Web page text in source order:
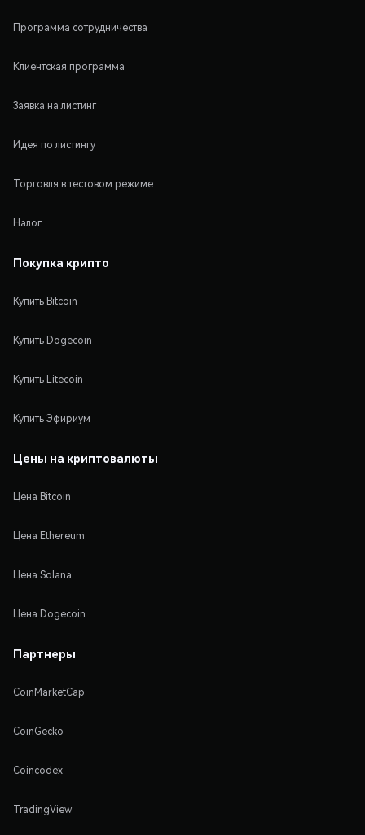
Программа сотрудничества
Клиентская программа
Заявка на листинг
Идея по листингу
Торговля в тестовом режиме
Налог
Покупка крипто
Купить Bitcoin
Купить Dogecoin
Купить Litecoin
Купить Эфириум
Цены на криптовалюты
Цена Bitcoin
Цена Ethereum
Цена Solana
Цена Dogecoin
Партнеры
CoinMarketCap
CoinGecko
Coincodex
TradingView